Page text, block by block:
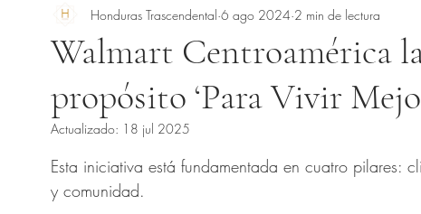
Estilo de vida, viajes y turismo Negocios y
Portal Internacional Mascotas Automóviles
Walmart Centroamérica
propósito ‘Para Vivir
Honduras Trascendental 6 ago 2024 2 min de lectura
Actualizado: 18 jul 2025
Esta iniciativa está fundamentada en cuatro pilares:
y comunidad.